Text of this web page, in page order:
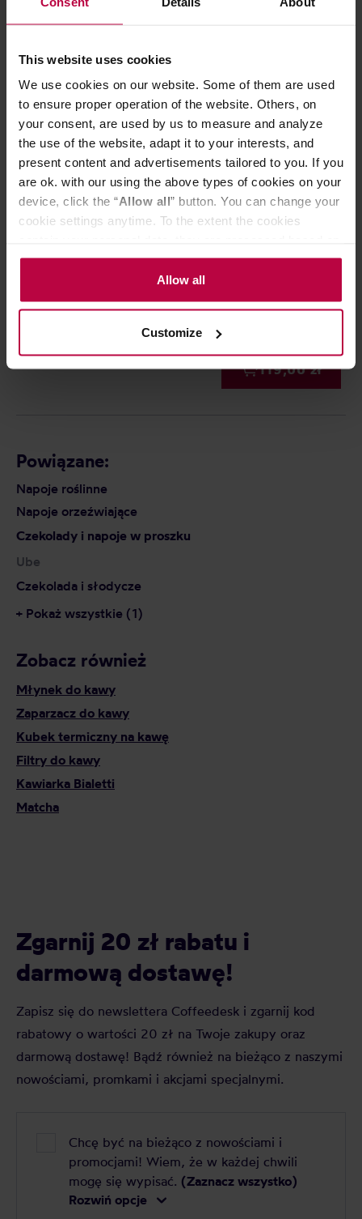
This website uses cookies
We use cookies on our website. Some of them are used
to ensure proper operation of the website. Others, on
your consent, are used by us to measure and analyze
the use of the website, adapt it to your interests, and
present content and advertisements tailored to you. If you
are ok. with our using the above types of cookies on your
device, click the “Allow all” button. You can change your
cookie settings anytime. To the extent the cookies
the controller’s (namely, ALL GOOD S.A., ul.
Mazowiecka 24I/U9, 78-100 Kołobrzeg) or third parties’
legitimate interests which are to ensure a high quality of
activities of the controller and authorized entities. More
information about cookies and the personal data
processing, including your rights, can be found in the
Allow all
Customize
NOWOŚĆ
Yokiro - proszek Ube 06 100 g
Producent: YOKIRO
119,00 zł
Powiązane:
Napoje roślinne
Napoje orzeźwiające
Czekolady i napoje w proszku
Ube
Czekolada i słodycze
+ Pokaż wszystkie (1)
Zobacz również
Młynek do kawy
Zaparzacz do kawy
Kubek termiczny na kawę
Filtry do kawy
Kawiarka Bialetti
Matcha
Zgarnij 20 zł rabatu i
darmową dostawę!
Zapisz się do newslettera Coffeedesk i zgarnij kod
rabatowy o wartości 20 zł na Twoje zakupy oraz
darmową dostawę! Bądź również na bieżąco z naszymi
nowościami, promkami i akcjami specjalnymi.
Chcę być na bieżąco z nowościami i
promocjami! Wiem, że w każdej chwili
mogę się wypisać. (Zaznacz wszystko)
Rozwiń opcje